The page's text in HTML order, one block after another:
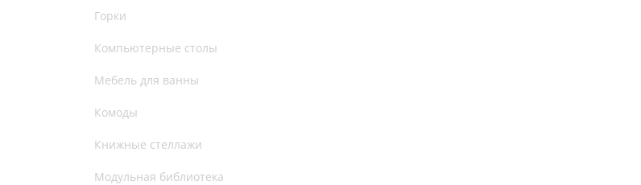
Горки
Компьютерные столы
Мебель для ванны
Комоды
Книжные стеллажи
Модульная библиотека